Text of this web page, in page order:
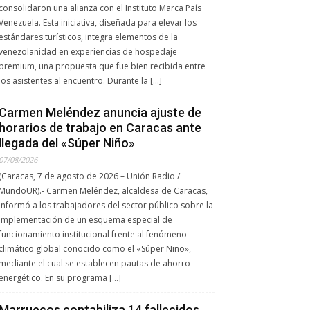
una alianza con el Instituto Marca País
Esta iniciativa, diseñada para elevar los
turísticos, integra elementos de la
en experiencias de hospedaje
una propuesta que fue bien recibida entre
asistentes al encuentro. Durante la […]
Meléndez anuncia ajuste de
de trabajo en Caracas ante
del «Súper Niño»
08/2026
7 de agosto de 2026 – Unión Radio /
Carmen Meléndez, alcaldesa de Caracas,
a los trabajadores del sector público sobre la
de un esquema especial de
institucional frente al fenómeno
global conocido como el «Súper Niño»,
el cual se establecen pautas de ahorro
En su programa […]